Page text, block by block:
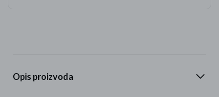
Opis proizvoda